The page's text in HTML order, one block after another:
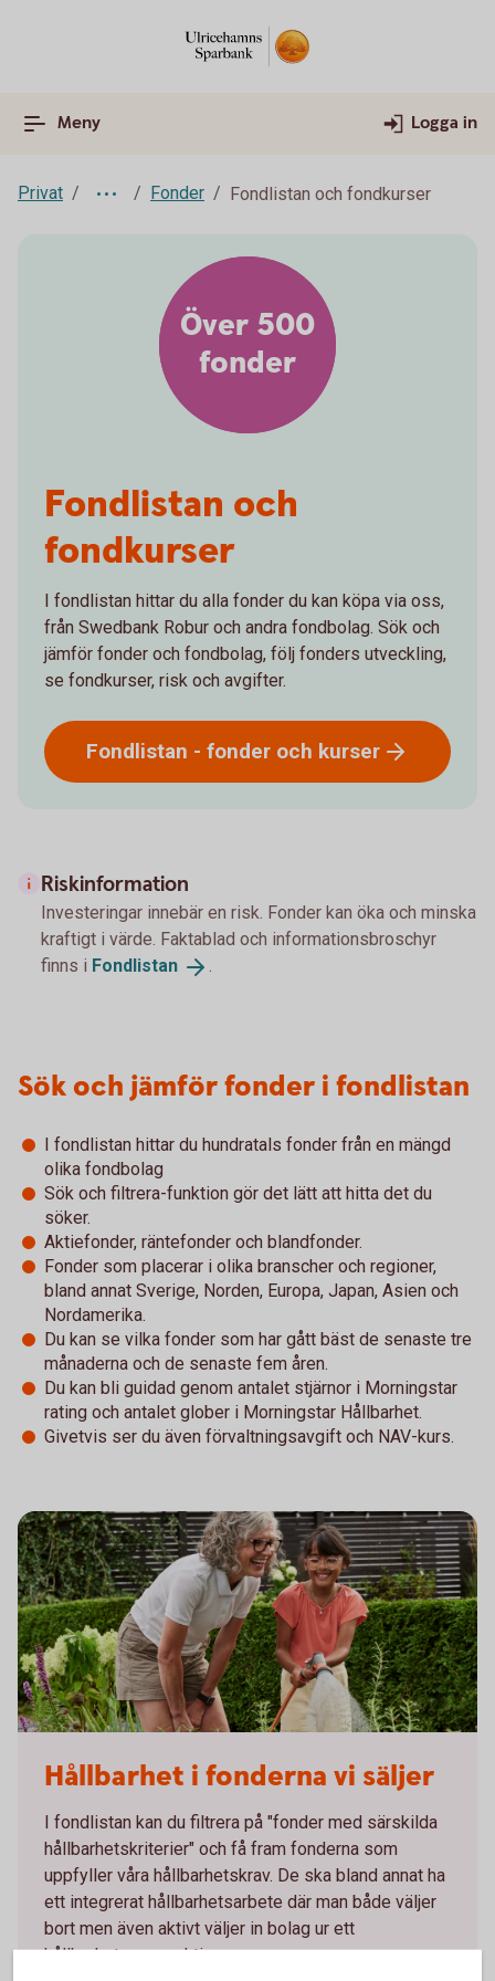
Meny Logga in
Privat Fonder Fondlistan och fondkurser
Fondlistan och
fondkurser
I fondlistan hittar du alla fonder du kan köpa via oss,
från Swedbank Robur och andra fondbolag. Sök och
jämför fonder och fondbolag, följ fonders utveckling,
se fondkurser, risk och avgifter.
Fondlistan - fonder och kurser
Över 500
fonder
Riskinformation
Investeringar innebär en risk. Fonder kan öka och minska
kraftigt i värde. Faktablad och informationsbroschyr
finns i Fondlistan .
Sök och jämför fonder i fondlistan
I fondlistan hittar du hundratals fonder från en mängd
olika fondbolag
Sök och filtrera-funktion gör det lätt att hitta det du
söker.
Aktiefonder, räntefonder och blandfonder.
Fonder som placerar i olika branscher och regioner,
bland annat Sverige, Norden, Europa, Japan, Asien och
Nordamerika.
Du kan se vilka fonder som har gått bäst de senaste tre
månaderna och de senaste fem åren.
Du kan bli guidad genom antalet stjärnor i Morningstar
rating och antalet glober i Morningstar Hållbarhet.
Givetvis ser du även förvaltningsavgift och NAV-kurs.
Hållbarhet i fonderna vi säljer
I fondlistan kan du filtrera på "fonder med särskilda
hållbarhetskriterier" och få fram fonderna som
uppfyller våra hållbarhetskrav. De ska bland annat ha
ett integrerat hållbarhetsarbete där man både väljer
bort men även aktivt väljer in bolag ur ett
hållbarhetsperspektiv.